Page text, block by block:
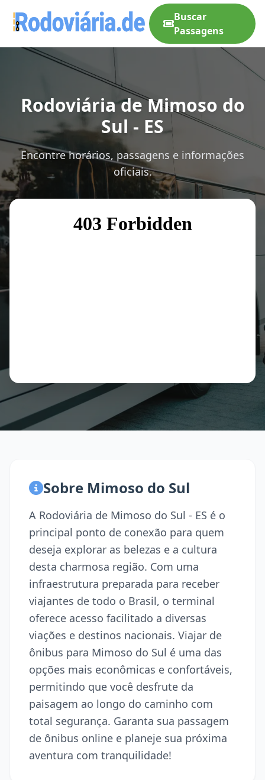
Buscar
Passagens
Rodoviária de Mimoso do
Sul - ES
Encontre horários, passagens e informações
oficiais.
Sobre Mimoso do Sul
A Rodoviária de Mimoso do Sul - ES é o
principal ponto de conexão para quem
deseja explorar as belezas e a cultura
desta charmosa região. Com uma
infraestrutura preparada para receber
viajantes de todo o Brasil, o terminal
oferece acesso facilitado a diversas
viações e destinos nacionais. Viajar de
ônibus para Mimoso do Sul é uma das
opções mais econômicas e confortáveis,
permitindo que você desfrute da
paisagem ao longo do caminho com
total segurança. Garanta sua passagem
de ônibus online e planeje sua próxima
aventura com tranquilidade!